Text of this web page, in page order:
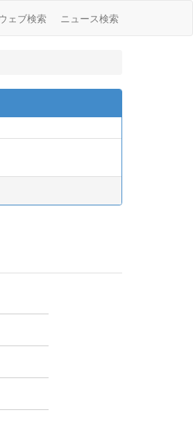
ェブ検索 ニュース検索